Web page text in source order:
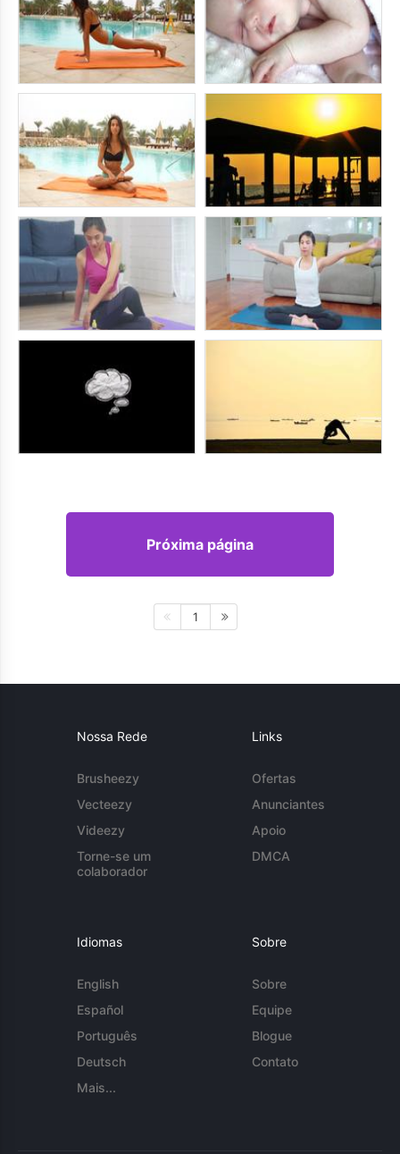
Próxima página
1
Nossa Rede
Brusheezy
Vecteezy
Videezy
Torne-se um
colaborador
Links
Ofertas
Anunciantes
Apoio
DMCA
Idiomas
English
Español
Português
Deutsch
Mais...
Sobre
Sobre
Equipe
Blogue
Contato